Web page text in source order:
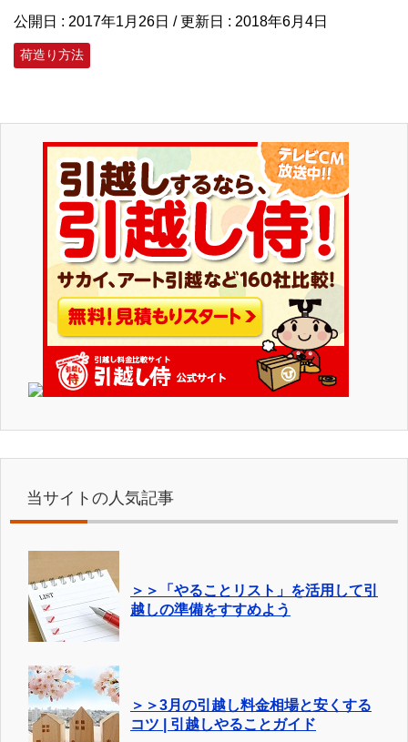
公開日 : 2017年1月26日 / 更新日 : 2018年6月4日
荷造り方法
当サイトの人気記事
＞＞「やることリスト」を活用して引
越しの準備をすすめよう
＞＞3月の引越し料金相場と安くする
コツ | 引越しやることガイド